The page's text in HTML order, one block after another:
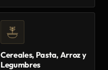
Cereales, Pasta, Arroz y
Legumbres